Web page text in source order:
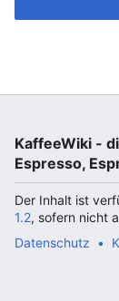
KaffeeWiki -
Espresso,
Der Inhalt ist
1.2, sofern nicht
Datenschutz